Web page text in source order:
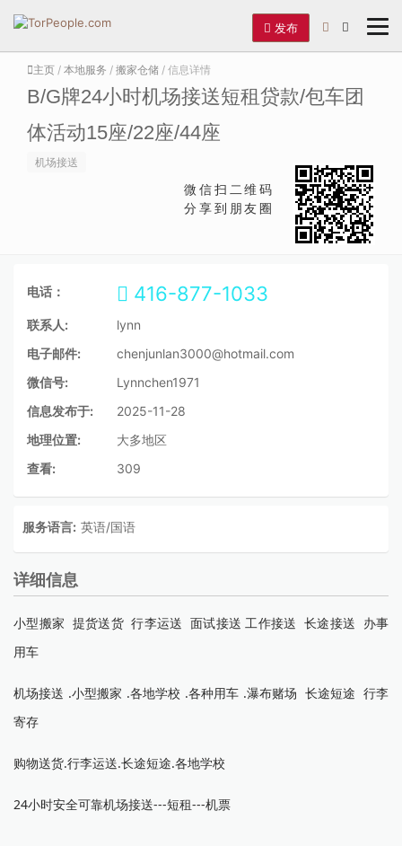
发布
主页 / 本地服务 / 搬家仓储 / 信息详情
B/G牌24小时机场接送短租贷款/包车团
体活动15座/22座/44座
机场接送
微信扫二维码
分享到朋友圈
电话： 416-877-1033
联系人:
lynn
电子邮件:
chenjunlan3000@hotmail.com
微信号:
Lynnchen1971
信息发布于:
2025-11-28
地理位置:
大多地区
查看:
309
服务语言: 英语/国语
详细信息
小型搬家 提货送货 行李运送 面试接送 工作接送 长途接送 办事
用车
机场接送 .小型搬家 .各地学校 .各种用车 .瀑布赌场 长途短途 行李
寄存
购物送货.行李运送.长途短途.各地学校
24小时安全可靠机场接送---短租---机票